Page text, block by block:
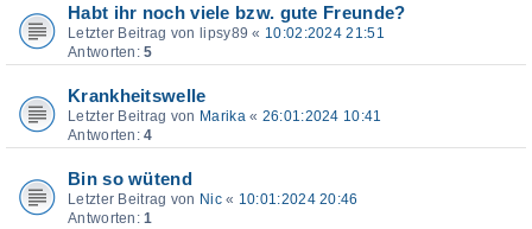
Habt ihr noch viele bzw. gute Freunde?
Letzter Beitrag von lipsy89 « 10:02:2024 21:51
Antworten:5
Krankheitswelle
Letzter Beitrag von Marika« 26:01:2024 10:41
Antworten:4
Bin so wütend
Letzter Beitrag von Nic« 10:01:2024 20:46
Antworten:1